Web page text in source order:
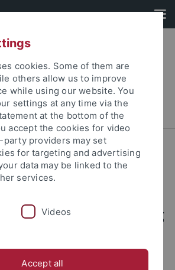
Fakultät
(IRex)
... Aktuell
politischer
und Mobilisierung
und KI
cookies. Some of them are
others allow us to improve
while using our website. You
settings at any time via the
at the bottom of the
accept the cookies for video
party providers may set
for targeting and advertising
data may be linked to the
services.
Videos
Accept all